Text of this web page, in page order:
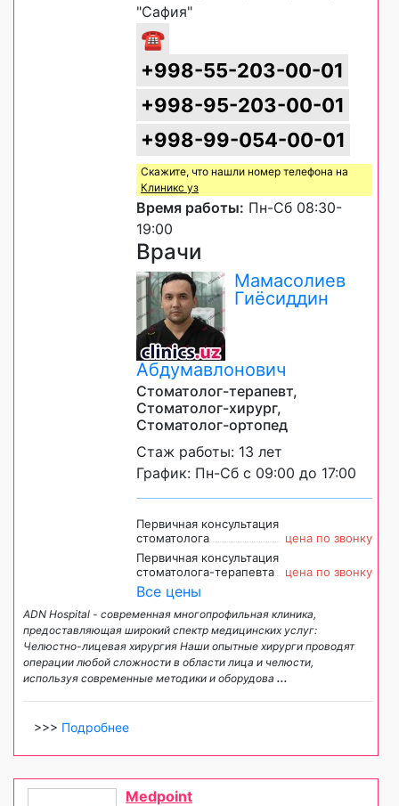
"Сафия"
☎
+998-55-203-00-01
+998-95-203-00-01
+998-99-054-00-01
Скажите, что нашли номер телефона на
Клиникс уз
Время работы: Пн-Сб 08:30-
19:00
Врачи
Мамасолиев
Гиёсиддин
Абдумавлонович
Стоматолог-терапевт,
Стоматолог-хирург,
Стоматолог-ортопед
Стаж работы: 13 лет
График: Пн-Сб с 09:00 до 17:00
Первичная консультация
стоматолога
цена по звонку
Первичная консультация
стоматолога-терапевта
цена по звонку
Все цены
ADN Hospital - современная многопрофильная клиника,
предоставляющая широкий спектр медицинских услуг:
Челюстно-лицевая хирургия Наши опытные хирурги проводят
операции любой сложности в области лица и челюсти,
используя современные методики и оборудова ...
>>> Подробнее
Medpoint